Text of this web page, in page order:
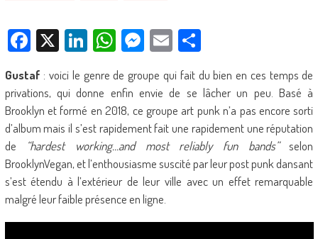
Facebook
X LinkedIn
WhatsApp
Messenger
EmailPartager
Gustaf : voici le genre de groupe qui fait du bien en ces temps de
privations, qui donne enfin envie de se lâcher un peu. Basé à
Brooklyn et formé en 2018, ce groupe art punk n’a pas encore sorti
d’album mais il s’est rapidement fait une rapidement une réputation
de
“hardest working…and most reliably fun bands”selon
BrooklynVegan, et l’enthousiasme suscité par leur post punk dansant
s’est étendu à l’extérieur de leur ville avec un effet remarquable
malgré leur faible présence en ligne.